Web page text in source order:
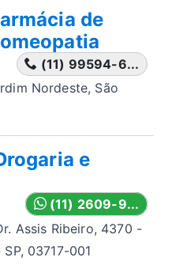
de
(11) 99594-6...
Nordeste, São
e
(11) 2609-9...
Assis Ribeiro, 4370 -
03717-001